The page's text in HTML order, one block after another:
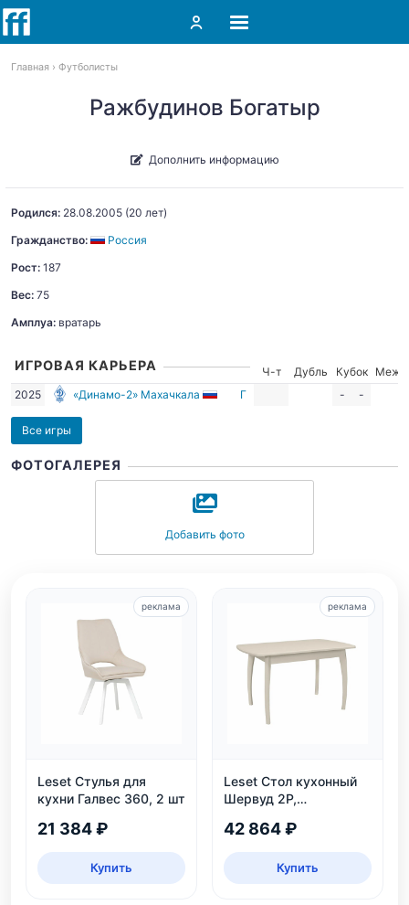
Главная Футболисты
Ражбудинов Богатыр
Дополнить информацию
Родился: 28.08.2005 (20 лет)
Гражданство:
Россия
Рост: 187
Вес: 75
Амплуа: вратарь
ИГРОВАЯ КАРЬЕРА Ч-т Дубль Кубок
Межд.
2025
«Динамо-2» Махачкала Г - -
Все игры
ФОТОГАЛЕРЕЯ
Добавить фото
Leset Стулья для
кухни Галвес 360, 2 шт
21 384 ₽
Купить
реклама
Leset Стол кухонный
Шервуд 2Р,
42 864 ₽
Купить
реклама